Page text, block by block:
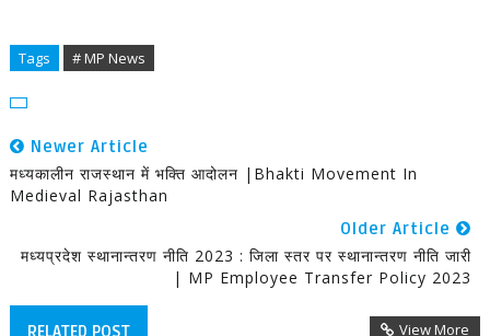
Tags # MP News
Newer Article
मध्यकालीन राजस्थान में भक्ति आदोलन |Bhakti Movement In
Medieval Rajasthan
Older Article
मध्यप्रदेश स्थानान्तरण नीति 2023 : जिला स्तर पर स्थानान्तरण नीति जारी
| MP Employee Transfer Policy 2023
RELATED POST View More